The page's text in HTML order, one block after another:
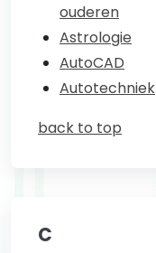
ouderen
Astrologie
AutoCAD
Autotechniek
back to top
C